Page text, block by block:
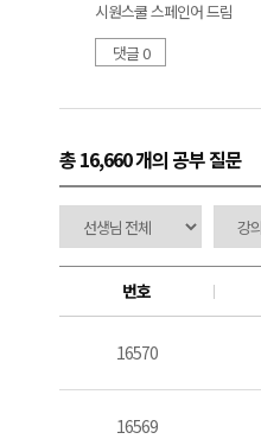
시원스쿨 스페인어 드림
댓글 0
총 16,660 개의 공부 질문
번호
16570
16569